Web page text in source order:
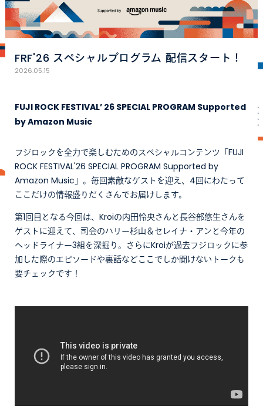
FRF'26 スペシャルプログラム 配信スタート！
2026.05.15
FUJI ROCK FESTIVAL’ 26 SPECIAL PROGRAM Supported
by Amazon Music
フジロックを全力で楽しむためのスペシャルコンテンツ「FUJI
ROCK FESTIVAL'26 SPECIAL PROGRAM Supported by
Amazon Music」。毎回素敵なゲストを迎え、4回にわたって
ここだけの情報盛りだくさんでお届けします。
第1回目となる今回は、Kroiの内田怜央さんと長谷部悠生さんを
ゲストに迎えて、司会のハリー杉山＆セレイナ・アンと今年の
ヘッドライナー3組を深掘り。さらにKroiが過去フジロックに参
加した際のエピソードや裏話などここでしか聞けないトークも
要チェックです！